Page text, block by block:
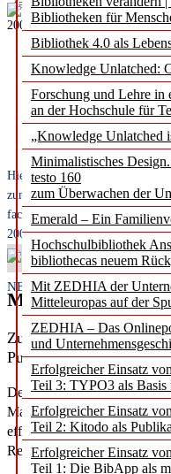
Bibliotheken für
Bibliothek 4.0 als
Knowledge Unlatched:
Forschung und Lehre in
an der Hochschule für
„Knowledge Unlatched
Minimalistisches
testo 160
zum Überwachen der
Emerald – Ein
Hochschulbibliothek
bibliothecas neuem
Mit ZEDHIA der
Mitteleuropas auf der
ZEDHIA – Das
und
Erfolgreicher Einsatz
Teil 3: TYPO3 als Basis
Erfolgreicher Einsatz
Teil 2: Kitodo als
Erfolgreicher Einsatz
Teil 1: Die BibApp als
fachbuchjournal
2009 bis 2023
Hier geht es
zum Archiv des
fach
buchjournals
2009 bis 2023
NEWS
Medienmitteilung:
Zusammenarbeit sorgt
Publikation.
DerKarger Verlagfreut sich
Management anbietet,
effektives Compliance- und
Rechnungsstellung und